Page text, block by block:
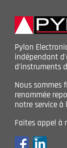
Pylon
indépendant
d'instruments
Nous sommes
renommée
notre service
Faites appel à